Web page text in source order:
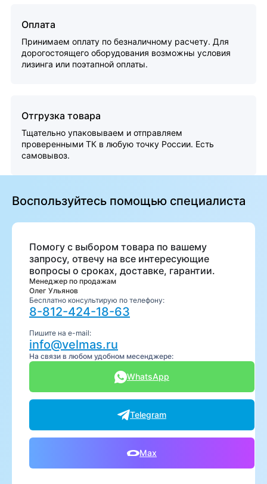
Оплата
Принимаем оплату по безналичному расчету. Для
дорогостоящего оборудования возможны условия
лизинга или поэтапной оплаты.
Отгрузка товара
Тщательно упаковываем и отправляем
проверенными ТК в любую точку России. Есть
самовывоз.
Воспользуйтесь помощью специалиста
Помогу с выбором товара по вашему
запросу, отвечу на все интересующие
вопросы о сроках, доставке, гарантии.
Менеджер по продажам
Олег Ульянов
Бесплатно консультирую по телефону:
8-812-424-18-63
Пишите на e-mail:
info@velmas.ru
На связи в любом удобном месенджере:
WhatsApp
Telegram
Max